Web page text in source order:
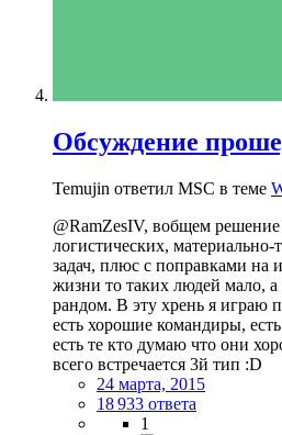
Обсуждение
Temujin ответил MSC в теме
@RamZesIV, вобщем решение
логистических, материально-
задач, плюс с поправками на
жизни то таких людей мало,
рандом. В эту хрень я играю
есть хорошие командиры,
есть те кто думаю что они
всего встречается 3й тип :D
24 марта, 2015
18 933 ответа
1